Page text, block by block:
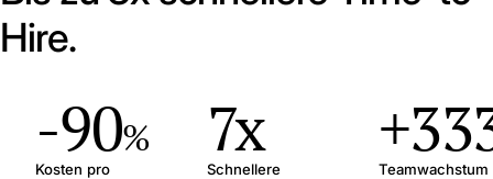
Hire.
-90%
Kosten pro
7x
Schnellere
Teamwachstum